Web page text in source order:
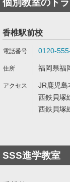
個別教室のト
香椎駅前校
0120-
福岡県福
JR鹿児島
西鉄貝塚
西鉄貝塚
SSS進学教室